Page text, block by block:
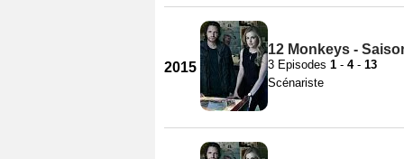
2015
12 Monkeys -
3 Episodes 1 - 4- 13
Scénariste